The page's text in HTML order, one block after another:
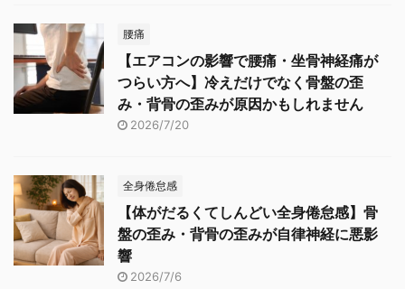
腰痛
【エアコンの影響で腰痛・坐骨神経痛が
つらい方へ】冷えだけでなく骨盤の歪
み・背骨の歪みが原因かもしれません
2026/7/20
全身倦怠感
【体がだるくてしんどい全身倦怠感】骨
盤の歪み・背骨の歪みが自律神経に悪影
響
2026/7/6